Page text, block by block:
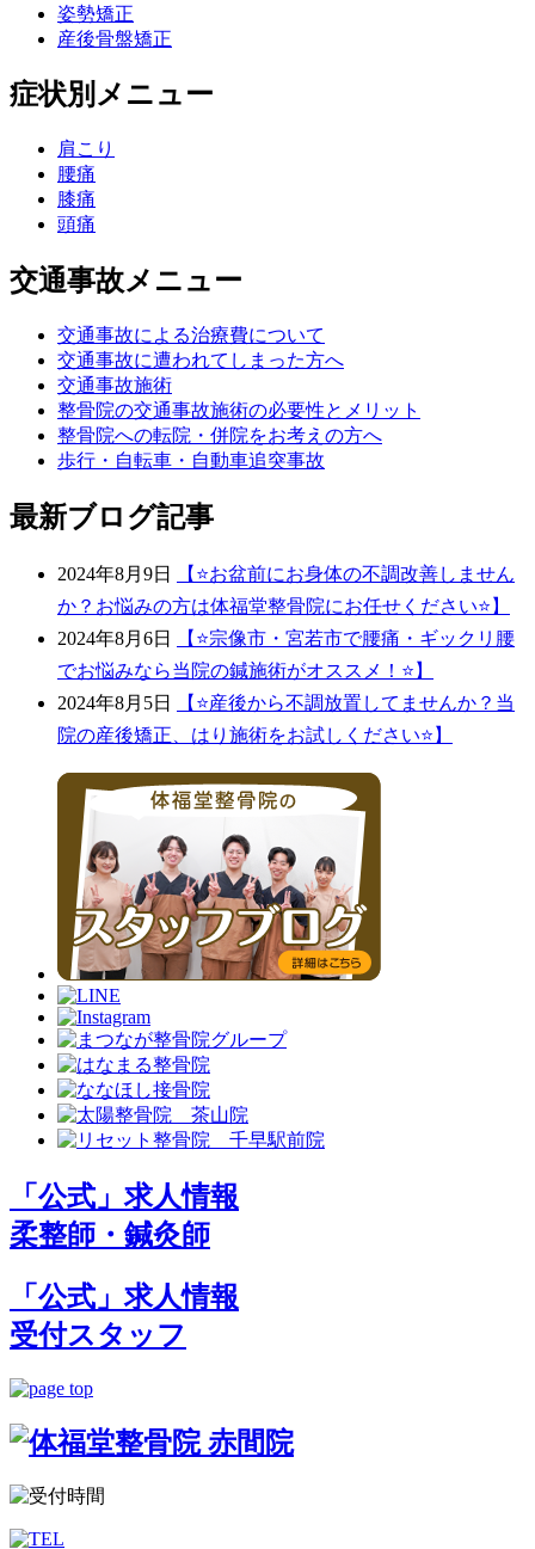
姿勢矯正
産後骨盤矯正
症状別メニュー
肩こり
腰痛
膝痛
頭痛
交通事故メニュー
交通事故による治療費について
交通事故に遭われてしまった方へ
交通事故施術
整骨院の交通事故施術の必要性とメリット
整骨院への転院・併院をお考えの方へ
歩行・自転車・自動車追突事故
最新ブログ記事
2024年8月9日
【⭐️お盆前にお身体の不調改善しません
か？お悩みの方は体福堂整骨院にお任せください⭐️】
2024年8月6日
【⭐宗像市・宮若市で腰痛・ギックリ腰
でお悩みなら当院の鍼施術がオススメ！⭐】
2024年8月5日
【⭐️産後から不調放置してませんか？当
院の産後矯正、はり施術をお試しください⭐️】
「公式」求人情報
柔整師・鍼灸師
「公式」求人情報
受付スタッフ